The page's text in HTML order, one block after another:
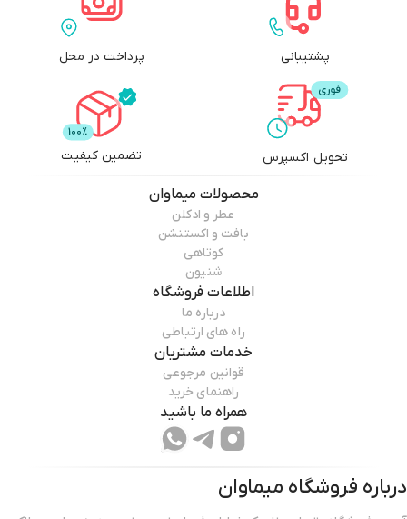
پشتیبانی پرداخت در محل
تحویل اکسپرس تضمین کیفیت
محصولاتمیماوان
عطر و ادکلن
بافت و اکستنشن
کوتاهی
شنیون
اطلاعات فروشگاه
درباره ما
راه های ارتباطی
خدمات مشتریان
قوانین مرجوعی
راهنمای خرید
همراه ما باشید
درباره فروشگاه میماوان